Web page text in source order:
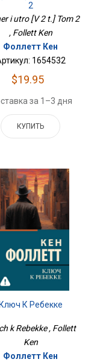
2
i utro [V 2 t.] Tom 2
, Follett Ken
Фоллетт Кен
1654532
$19.95
за 1–3 дня
КУПИТЬ
Ключ К Ребекке
k Rebekke , Follett
Ken
Фоллетт Кен